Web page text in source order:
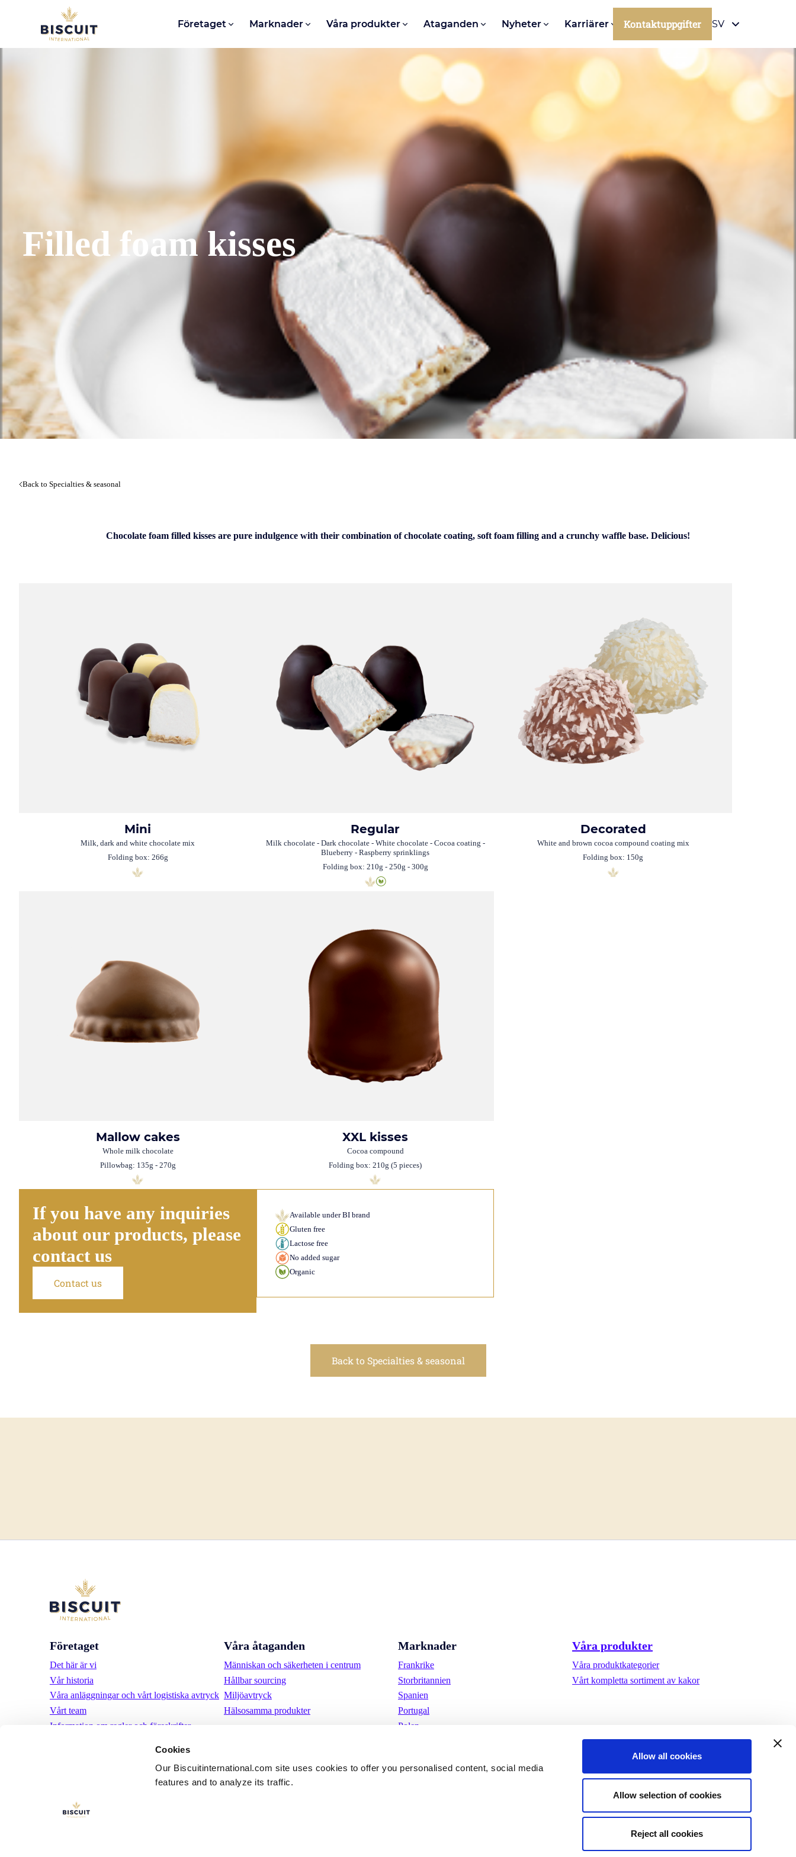
Cookies
Our Biscuitinternational.com site uses cookies to offer you personalised content, social media
features and to analyze its traffic.
Allow all cookies
Allow selection of cookies
Reject all cookies
Aller au contenu Företaget Marknader Våra produkter Ataganden Nyheter Karriärer Kontaktuppgifter SV
Filled foam kisses
Back to Specialties & seasonal
Chocolate foam filled kisses are pure indulgence with their combination of chocolate coating, soft foam filling and a crunchy waffle base. Delicious!
Mini
Milk, dark and white chocolate mix
Folding box: 266g
Regular
Milk chocolate - Dark chocolate - White chocolate - Cocoa coating -
Blueberry - Raspberry sprinklings
Folding box: 210g - 250g - 300g
Decorated
White and brown cocoa compound coating mix
Folding box: 150g
Mallow cakes
Whole milk chocolate
Pillowbag: 135g - 270g
XXL kisses
Cocoa compound
Folding box: 210g (5 pieces)
If you have any inquiries
about our products, please
contact us
Contact us
Available under BI brand
Gluten free
Lactose free
No added sugar
Organic
Back to Specialties & seasonal
Företaget
Det här är vi
Vår historia
Våra anläggningar och vårt logistiska avtryck
Vårt team
Information om regler och föreskrifter
Våra åtaganden
Människan och säkerheten i centrum
Hållbar sourcing
Miljöavtryck
Hälsosamma produkter
Marknader
Frankrike
Storbritannien
Spanien
Portugal
Polen
Sverige
Våra produkter
Våra produktkategorier
Vårt kompletta sortiment av kakor